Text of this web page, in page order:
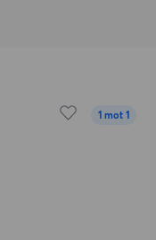
1 mot 1